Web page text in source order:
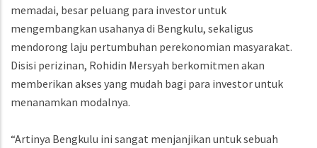
memadai, besar peluang para investor untuk
mengembangkan usahanya di Bengkulu, sekaligus
mendorong laju pertumbuhan perekonomian masyarakat.
Disisi perizinan, Rohidin Mersyah berkomitmen akan
memberikan akses yang mudah bagi para investor untuk
menanamkan modalnya.
“Artinya Bengkulu ini sangat menjanjikan untuk sebuah